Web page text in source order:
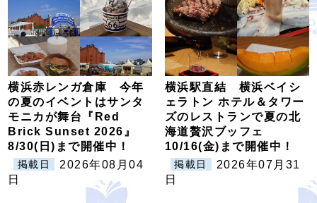
横浜赤レンガ倉庫 今年
の夏のイベントはサンタ
モニカが舞台『Red
Brick Sunset 2026』
8/30(日)まで開催中！
掲載日
2026年08月04
日
横浜駅直結 横浜ベイシ
ェラトン ホテル＆タワー
ズのレストランで夏の北
海道贅沢ブッフェ
10/16(金)まで開催中！
掲載日
2026年07月31
日